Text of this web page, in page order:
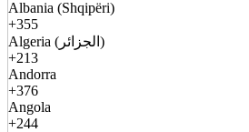
Albania (Shqipëri)
+355
Algeria (الجزائر)
+213
Andorra
+376
Angola
+244